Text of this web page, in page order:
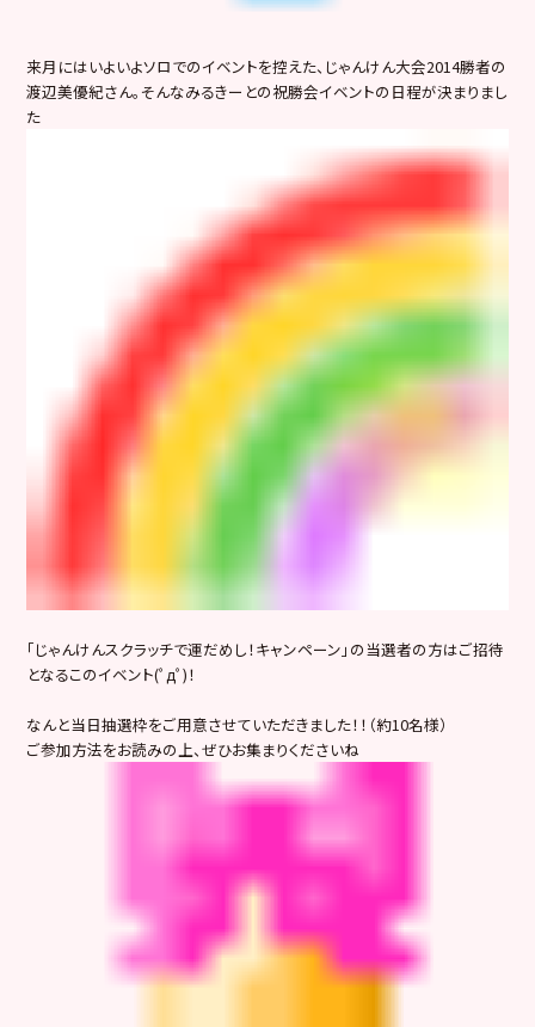
来月にはいよいよソロでのイベントを控えた、じゃんけん大会2014勝者の
渡辺美優紀さん。そんなみるきーとの祝勝会イベントの日程が決まりまし
た
「じゃんけんスクラッチで運だめし！キャンペーン」の当選者の方はご招待
となるこのイベント(ﾟдﾟ)！
なんと当日抽選枠をご用意させていただきました！！（約10名様）
ご参加方法をお読みの上、ぜひお集まりくださいね